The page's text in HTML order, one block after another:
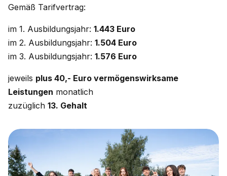
Gemäß Tarifvertrag:
im 1. Ausbildungsjahr: 1.443 Euro
im 2. Ausbildungsjahr: 1.504 Euro
im 3. Ausbildungsjahr: 1.576 Euro
jeweils plus 40,- Euro vermögenswirksame
Leistungen monatlich
zuzüglich 13. Gehalt